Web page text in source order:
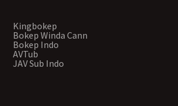
Kingbokep
Bokep Winda Cann
Bokep Indo
AVTub
JAV Sub Indo